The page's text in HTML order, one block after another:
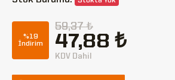
%19
İndirim
59,37 ₺
47,88 ₺
KDV Dahil